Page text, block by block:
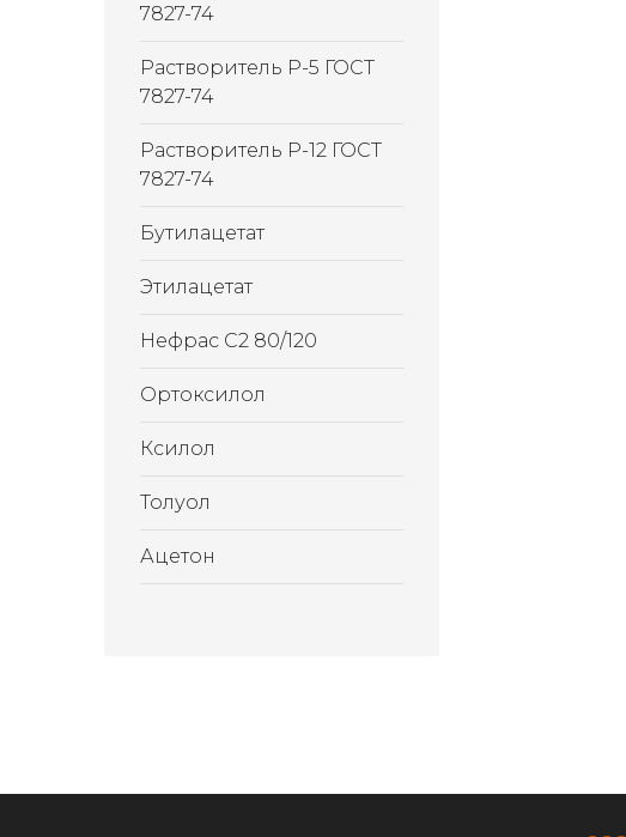
7827-74
Растворитель Р-5 ГОСТ
7827-74
Растворитель Р-12 ГОСТ
7827-74
Бутилацетат
Этилацетат
Нефрас С2 80/120
Ортоксилол
Ксилол
Толуол
Ацетон